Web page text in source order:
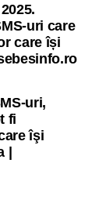
uri care
care își
uri,
fi
îşi
|